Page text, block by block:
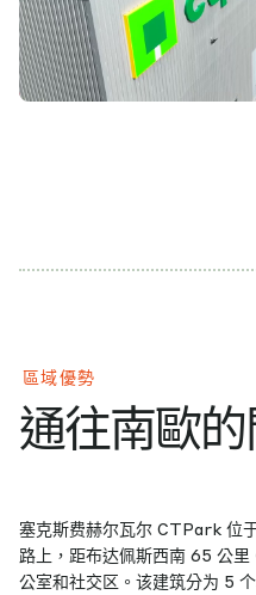
區域優勢
通往南歐的
塞克斯费赫尔瓦尔 CTPark 位
路上，距布达佩斯西南 65 公
公室和社交区。该建筑分为 5